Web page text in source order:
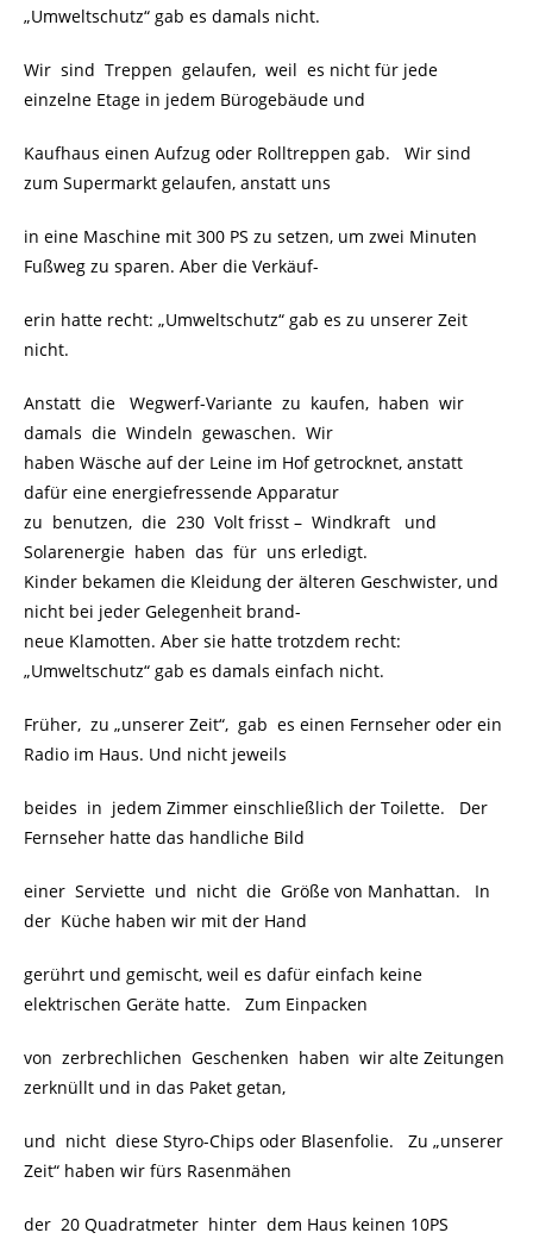
„Umweltschutz“ gab es damals nicht.
Wir sind Treppen gelaufen, weil es nicht für jede
einzelne Etage in jedem Bürogebäude und
Kaufhaus einen Aufzug oder Rolltreppen gab. Wir sind
zum Supermarkt gelaufen, anstatt uns
in eine Maschine mit 300 PS zu setzen, um zwei Minuten
Fußweg zu sparen. Aber die Verkäuf-
erin hatte recht: „Umweltschutz“ gab es zu unserer Zeit
nicht.
Anstatt die Wegwerf-Variante zu kaufen, haben wir
damals die Windeln gewaschen. Wir
haben Wäsche auf der Leine im Hof getrocknet, anstatt
dafür eine energiefressende Apparatur
zu benutzen, die 230 Volt frisst – Windkraft und
Solarenergie haben das für uns erledigt.
Kinder bekamen die Kleidung der älteren Geschwister, und
nicht bei jeder Gelegenheit brand-
neue Klamotten. Aber sie hatte trotzdem recht:
„Umweltschutz“ gab es damals einfach nicht.
Früher, zu „unserer Zeit“, gab es einen Fernseher oder ein
Radio im Haus. Und nicht jeweils
beides in jedem Zimmer einschließlich der Toilette. Der
Fernseher hatte das handliche Bild
einer Serviette und nicht die Größe von Manhattan. In
der Küche haben wir mit der Hand
gerührt und gemischt, weil es dafür einfach keine
elektrischen Geräte hatte. Zum Einpacken
von zerbrechlichen Geschenken haben wir alte Zeitungen
zerknüllt und in das Paket getan,
und nicht diese Styro-Chips oder Blasenfolie. Zu „unserer
Zeit“ haben wir fürs Rasenmähen
der 20 Quadratmeter hinter dem Haus keinen 10PS